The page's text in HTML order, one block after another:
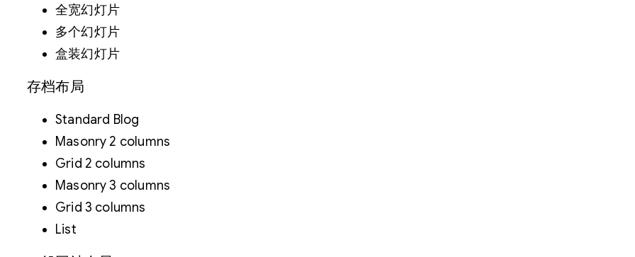
全宽幻灯片
多个幻灯片
盒装幻灯片
存档布局
Standard Blog
Masonry 2 columns
Grid 2 columns
Masonry 3 columns
Grid 3 columns
List